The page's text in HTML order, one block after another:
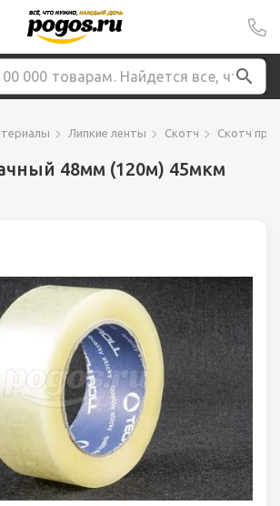
Липкие ленты Скотч Скотч
48мм (120м) 45мкм